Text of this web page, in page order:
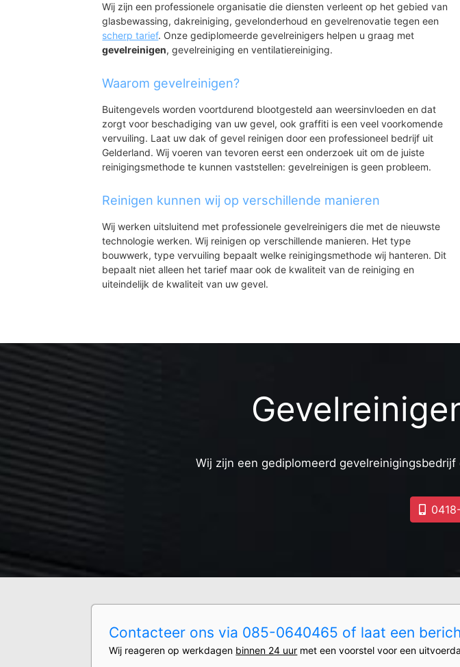
Wij zijn een professionele organisatie die diensten verleent op het gebied van
glasbewassing, dakreiniging, gevelonderhoud en gevelrenovatie tegen een
scherp tarief. Onze gediplomeerde gevelreinigers helpen u graag met
gevelreinigen, gevelreiniging en ventilatiereiniging.
Waarom gevelreinigen?
Buitengevels worden voortdurend blootgesteld aan weersinvloeden en dat
zorgt voor beschadiging van uw gevel, ook graffiti is een veel voorkomende
vervuiling. Laat uw dak of gevel reinigen door een professioneel bedrijf uit
Gelderland. Wij voeren van tevoren eerst een onderzoek uit om de juiste
reinigingsmethode te kunnen vaststellen: gevelreinigen is geen probleem.
Reinigen kunnen wij op verschillende manieren
Wij werken uitsluitend met professionele gevelreinigers die met de nieuwste
technologie werken. Wij reinigen op verschillende manieren. Het type
bouwwerk, type vervuiling bepaalt welke reinigingsmethode wij hanteren. Dit
bepaalt niet alleen het tarief maar ook de kwaliteit van de reiniging en
uiteindelijk de kwaliteit van uw gevel.
Wij zijn een gediplomeerd
Contacteer ons via 085-0640465 of laat een
Wij reageren op werkdagen binnen 24 uur met een voorstel voor een